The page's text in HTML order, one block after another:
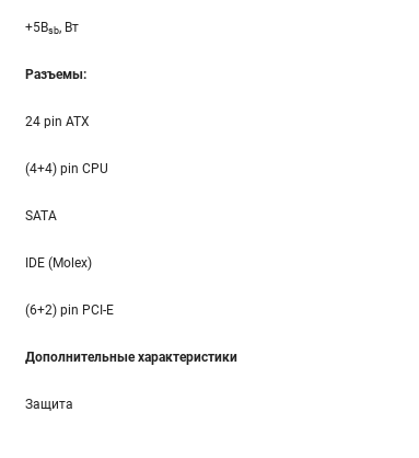
+5Bsb, Вт
Разъемы:
24 pin ATX
(4+4) pin CPU
SATA
IDE (Molex)
(6+2) pin PCI-E
Дополнительные характеристики
Защита